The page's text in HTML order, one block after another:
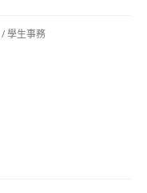
/學生事務